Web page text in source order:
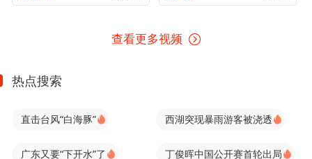
查看更多视频
热点搜索
直击台风“白海豚” 西湖突现暴雨游客被浇透
广东又要“下开水”了 丁俊晖中国公开赛首轮出局